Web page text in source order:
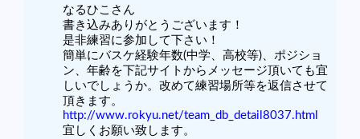
なるひこさん
書き込みありがとうございます！
是非練習に参加して下さい！
簡単にバスケ経験年数(中学、高校等)、ポジショ
ン、年齢を下記サイトからメッセージ頂いても宜
しいでしょうか。改めて練習場所等を返信させて
頂きます。
http://www.rokyu.net/team_db_detail8037.html
宜しくお願い致します。